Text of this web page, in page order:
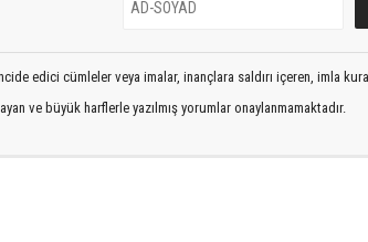
edici cümleler veya imalar, inançlara saldırı içeren, imla
ve büyük harflerle yazılmış yorumlar onaylanmamaktadır.